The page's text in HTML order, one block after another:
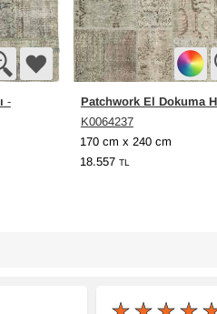
-
Patchwork El Dokuma
K0064237
170 cm x 240 cm
18.557 TL